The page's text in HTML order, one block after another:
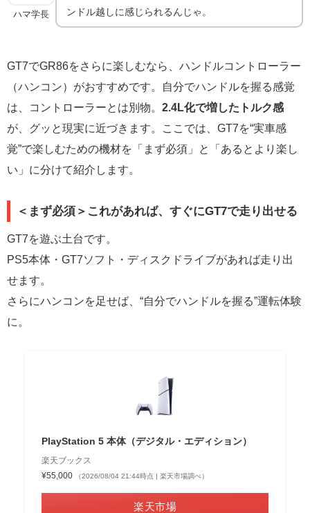
ハマ学長 ンドル越しに感じられるんじゃ。
GT7でGR86をさらに楽しむなら、ハンドルコントローラー
（ハンコン）がおすすめです。自分でハンドルを握る感覚
は、コントローラーとは別物。 2.4L化で増したトルク感
が、グッと現実に近づきます。ここでは、GT7を“実車感
覚”で楽しむための機材を「まず必須」と「あるとより楽し
い」に分けて紹介します。
＜まず必須＞これがあれば、すぐにGT7で走り出せる
GT7を遊ぶ土台です。
PS5本体・GT7ソフト・ディスクドライブがあれば走り出
せます。
さらにハンコンを足せば、“自分でハンドルを握る”運転体験
に。
PlayStation 5 本体（デジタル・エディション）
楽天ブックス
¥55,000
（2026/08/04 21:44時点 | 楽天市場調べ）
楽天市場